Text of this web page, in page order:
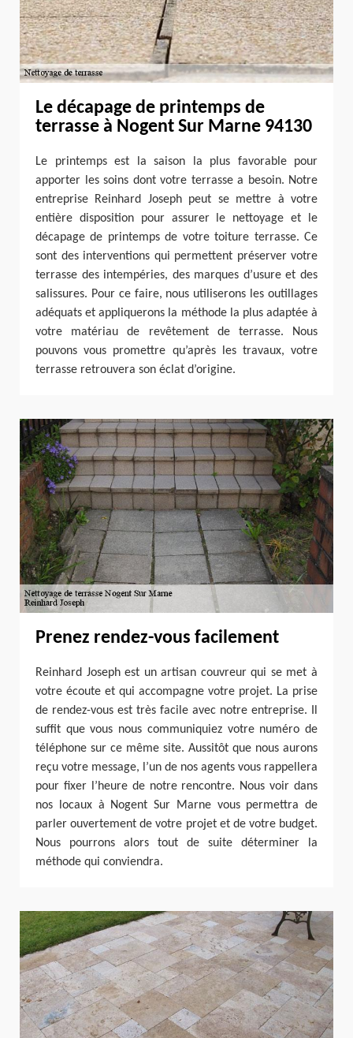
Le décapage de printemps de
terrasse à Nogent Sur Marne 94130
Le printemps est la saison la plus favorable pour
apporter les soins dont votre terrasse a besoin. Notre
entreprise Reinhard Joseph peut se mettre à votre
entière disposition pour assurer le nettoyage et le
décapage de printemps de votre toiture terrasse. Ce
sont des interventions qui permettent préserver votre
terrasse des intempéries, des marques d’usure et des
salissures. Pour ce faire, nous utiliserons les outillages
adéquats et appliquerons la méthode la plus adaptée à
votre matériau de revêtement de terrasse. Nous
pouvons vous promettre qu’après les travaux, votre
terrasse retrouvera son éclat d’origine.
Prenez rendez-vous facilement
Reinhard Joseph est un artisan couvreur qui se met à
votre écoute et qui accompagne votre projet. La prise
de rendez-vous est très facile avec notre entreprise. Il
suffit que vous nous communiquiez votre numéro de
téléphone sur ce même site. Aussitôt que nous aurons
reçu votre message, l’un de nos agents vous rappellera
pour fixer l’heure de notre rencontre. Nous voir dans
nos locaux à Nogent Sur Marne vous permettra de
parler ouvertement de votre projet et de votre budget.
Nous pourrons alors tout de suite déterminer la
méthode qui conviendra.